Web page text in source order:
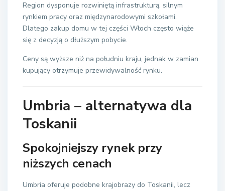
Region dysponuje rozwiniętą infrastrukturą, silnym
rynkiem pracy oraz międzynarodowymi szkołami.
Dlatego zakup domu w tej części Włoch często wiąże
się z decyzją o dłuższym pobycie.
Ceny są wyższe niż na południu kraju, jednak w zamian
kupujący otrzymuje przewidywalność rynku.
Umbria – alternatywa dla
Toskanii
Spokojniejszy rynek przy
niższych cenach
Umbria oferuje podobne krajobrazy do Toskanii, lecz